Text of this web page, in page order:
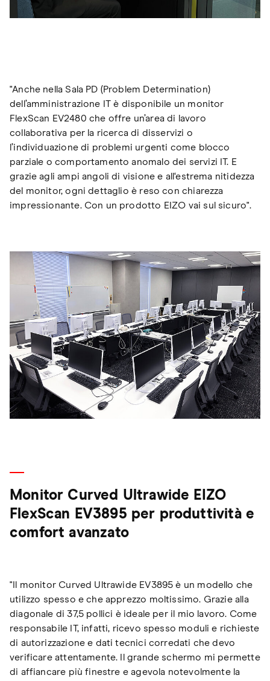
"Anche nella Sala PD (Problem Determination)
dell’amministrazione IT è disponibile un monitor
FlexScan EV2480 che offre un’area di lavoro
collaborativa per la ricerca di disservizi o
l’individuazione di problemi urgenti come blocco
parziale o comportamento anomalo dei servizi IT. E
grazie agli ampi angoli di visione e all‘estrema nitidezza
del monitor, ogni dettaglio è reso con chiarezza
impressionante. Con un prodotto EIZO vai sul sicuro".
Monitor Curved Ultrawide EIZO
FlexScan EV3895 per produttività e
comfort avanzato
"Il monitor Curved Ultrawide EV3895 è un modello che
utilizzo spesso e che apprezzo moltissimo. Grazie alla
diagonale di 37,5 pollici è ideale per il mio lavoro. Come
responsabile IT, infatti, ricevo spesso moduli e richieste
di autorizzazione e dati tecnici corredati che devo
verificare attentamente. Il grande schermo mi permette
di affiancare più finestre e agevola notevolmente la